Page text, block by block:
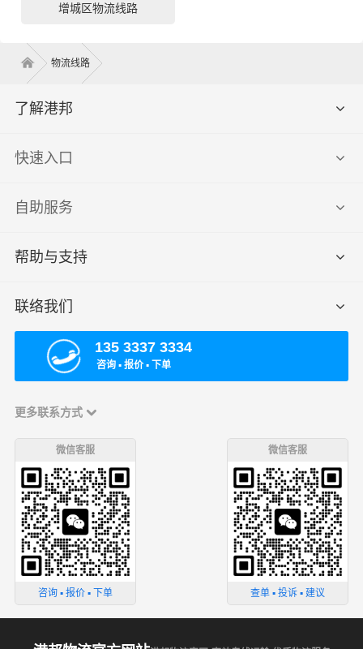
增城区物流线路
物流线路
了解港邦
快速入口
自助服务
帮助与支持
联络我们
135 3337 3334
咨询 ▪ 报价 ▪ 下单
更多联系方式
微信客服
咨询 ▪ 报价 ▪ 下单
微信客服
查单 ▪ 投诉 ▪ 建议